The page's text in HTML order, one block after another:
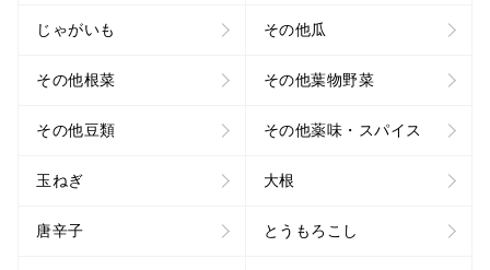
じゃがいも その他瓜
その他根菜 その他葉物野菜
その他豆類 その他薬味・スパイス
玉ねぎ 大根
唐辛子 とうもろこし